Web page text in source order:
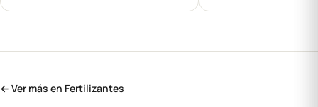
← Ver más en Fertilizantes